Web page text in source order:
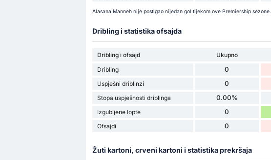
Alasana Manneh nije postigao nijedan gol tijekom ove Premiership sezone.
Dribling i statistika ofsajda
Dribling i ofsajd Ukupno
Dribling
0
Uspješni driblinzi 0
Stopa uspješnosti driblinga 0.00%
Izgubljene lopte 0
Ofsajdi 0
Žuti kartoni, crveni kartoni i statistika prekršaja